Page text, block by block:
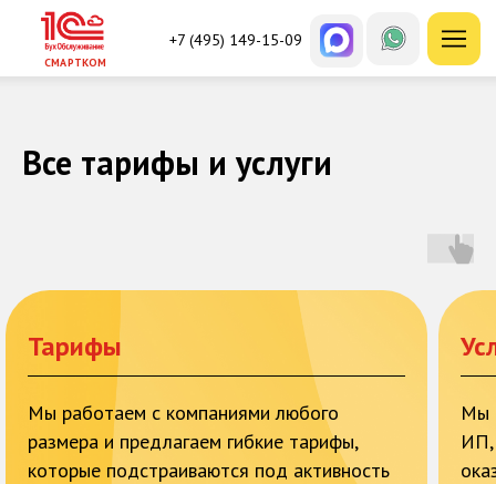
СМАРТКОМ
+7 (495) 149-15-09
Все тарифы и услуги
Тарифы
Мы работаем с компаниями любого
размера и предлагаем гибкие тарифы,
которые подстраиваются под активность
Мы
ИП,